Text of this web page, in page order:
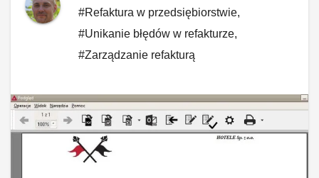
#Refaktura w przedsiębiorstwie,
#Unikanie błędów w refakturze,
#Zarządzanie refakturą